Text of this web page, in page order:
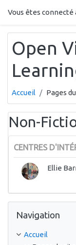
Vous êtes
Open
Accueil Pages
Non-
CENTRES
Ellie
Navigation
Accueil